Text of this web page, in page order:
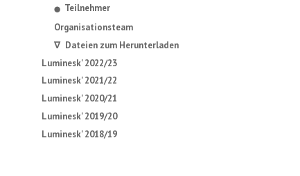
⬤
Teilnehmer
Organisationsteam
∇ Dateien zum Herunterladen
Luminesk' 2022/23
Luminesk' 2021/22
Luminesk' 2020/21
Luminesk' 2019/20
Luminesk' 2018/19